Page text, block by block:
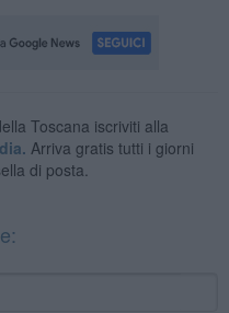
Toscana iscriviti alla
Arriva gratis tutti i giorni
di posta.